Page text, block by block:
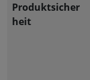
Produktsicher
heit